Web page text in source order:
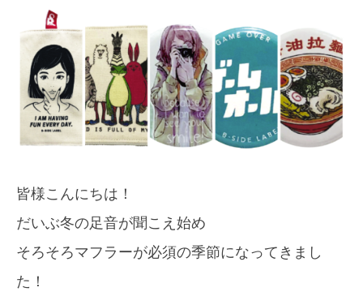
皆様こんにちは！
だいぶ冬の足音が聞こえ始め
そろそろマフラーが必須の季節になってきまし
た！